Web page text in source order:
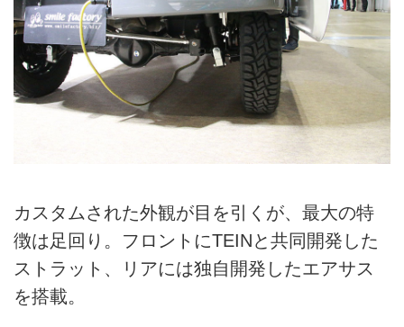
カスタムされた外観が目を引くが、最大の特
徴は足回り。フロントにTEINと共同開発した
ストラット、リアには独自開発したエアサス
を搭載。